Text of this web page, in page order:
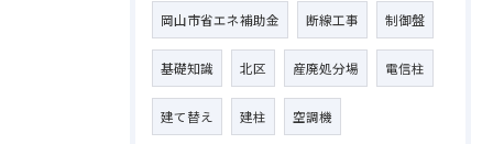
岡山市省エネ補助金 断線工事 制御盤
基礎知識 北区 産廃処分場 電信柱
建て替え 建柱 空調機